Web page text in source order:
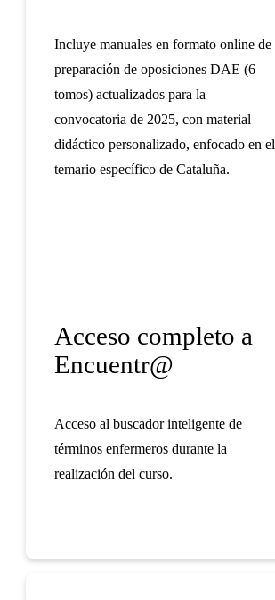
Incluye manuales en formato online de
preparación de oposiciones DAE (6
tomos) actualizados para la
convocatoria de 2025, con material
didáctico personalizado, enfocado en el
temario específico de Cataluña.
Acceso completo a
Encuentr@
Acceso al buscador inteligente de
términos enfermeros durante la
realización del curso.